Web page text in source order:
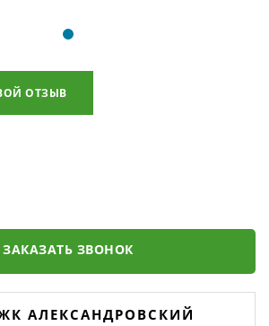
ОТЗЫВ
ЗАКАЗАТЬ ЗВОНОК
АЛЕКСАНДРОВСКИЙ